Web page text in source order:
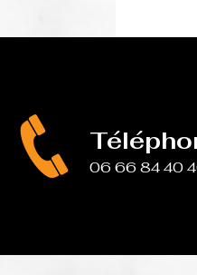
06 66 84 40